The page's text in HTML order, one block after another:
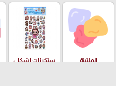
الملتينة
ستكرزات اشكال